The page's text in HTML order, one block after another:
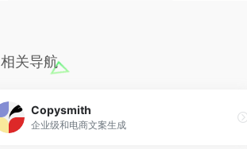
相关导航
Copysmith
企业级和电商文案生成